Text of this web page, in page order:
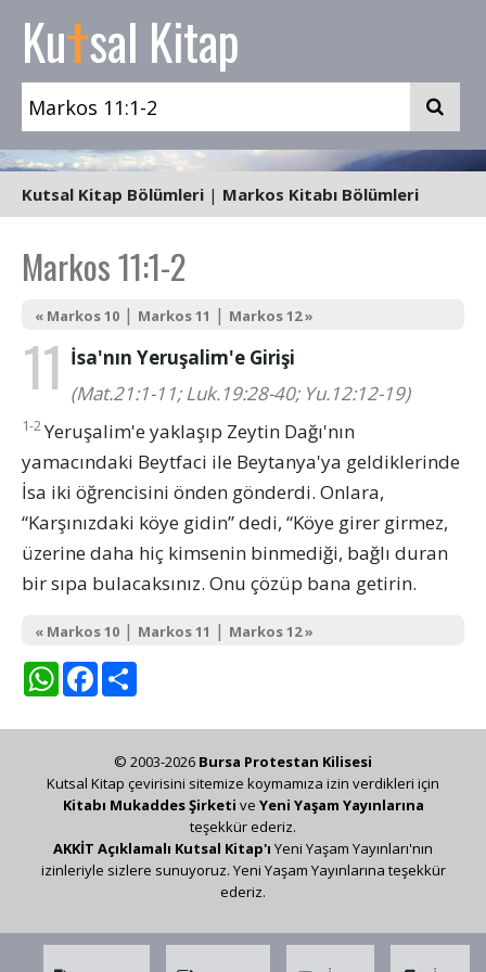
Kutsal Kitap
Kutsal Kitap Bölümleri | Markos Kitabı Bölümleri
Markos 11:1-2
« Markos 10 | Markos 11 | Markos 12 »
11 İsa'nın Yeruşalim'e Girişi
(Mat.21:1-11; Luk.19:28-40; Yu.12:12-19)
1-2Yeruşalim'e yaklaşıp Zeytin Dağı'nın
yamacındaki Beytfaci ile Beytanya'ya geldiklerinde
İsa iki öğrencisini önden gönderdi. Onlara,
“Karşınızdaki köye gidin” dedi, “Köye girer girmez,
üzerine daha hiç kimsenin binmediği, bağlı duran
bir sıpa bulacaksınız. Onu çözüp bana getirin.
« Markos 10 | Markos 11 | Markos 12 »
WhatsAppFacebook
© 2003-2026 Bursa Protestan Kilisesi
Kutsal Kitap çevirisini sitemize koymamıza izin verdikleri için
Kitabı Mukaddes Şirketi ve Yeni Yaşam Yayınlarına
teşekkür ederiz.
AKKİT Açıklamalı Kutsal Kitap'ı Yeni Yaşam Yayınları'nın
izinleriyle sizlere sunuyoruz. Yeni Yaşam Yayınlarına teşekkür
ederiz.